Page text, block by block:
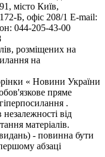
місто Київ,
Б, офіс 208/1 E-mail:
044-205-43-00
розміщених на
на
« Новини України
пряме
.
від
матеріалів.
- повинна бути
абзаці